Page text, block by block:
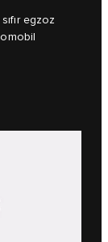
egzoz